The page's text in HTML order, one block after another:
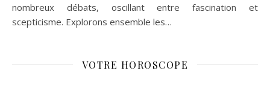
nombreux débats, oscillant entre fascination et
scepticisme. Explorons ensemble les…
VOTRE HOROSCOPE